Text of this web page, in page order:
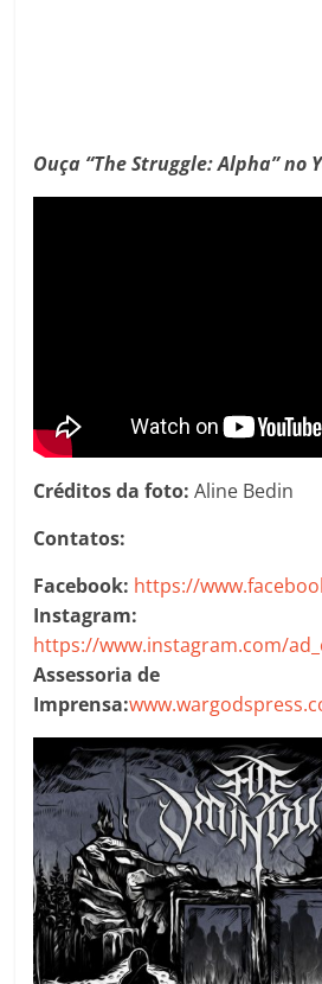
Ouça “The Struggle: Alpha”no
Créditos da foto:Aline Bedin
Contatos:
Facebook: https://
Instagram:
https://www.instagram.com/
Assessoria de
Imprensa: